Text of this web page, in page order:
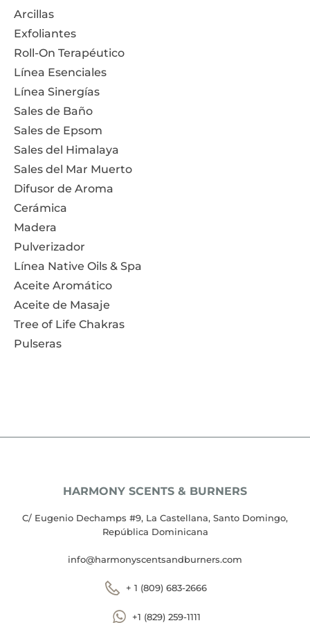
Arcillas
Exfoliantes
Roll-On Terapéutico
Línea Esenciales
Línea Sinergías
Sales de Baño
Sales de Epsom
Sales del Himalaya
Sales del Mar Muerto
Difusor de Aroma
Cerámica
Madera
Pulverizador
Línea Native Oils & Spa
Aceite Aromático
Aceite de Masaje
Tree of Life Chakras
Pulseras
HARMONY SCENTS & BURNERS
C/ Eugenio Dechamps #9, La Castellana, Santo Domingo,
República Dominicana
info@harmonyscentsandburners.com
+ 1 (809) 683-2666
+1 (829) 259-1111